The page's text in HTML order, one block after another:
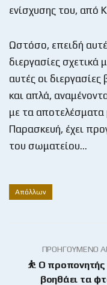
ενίσχυσης του, από
Ωστόσο, επειδή
διεργασίες σχετικά
αυτές οι
και απλά,
με τα αποτελέσματα
Παρασκευή, έχει
του σωματείου…
Απόλλων
ΠΡΟΗΓΟΎΜΕΝΟ
⛹ Ο
βοηθάει τα